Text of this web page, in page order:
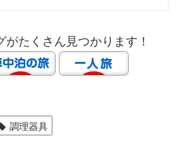
たくさん見つかります！
調理器具